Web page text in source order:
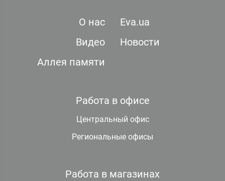
О нас
Eva.ua
Видео
Новости
Аллея памяти
Работа в офисе
Центральный офис
Региональные офисы
Работа в магазинах